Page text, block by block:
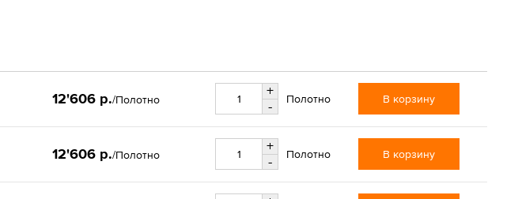
12'606 р./Полотно
+
-
Полотно В корзину
12'606 р./Полотно
+
-
Полотно В корзину